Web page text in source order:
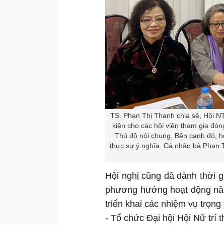
TS. Phan Thị Thanh chia sẻ, Hội
kiện cho các hội viên tham gia
Thủ đô nói chung. Bên cạnh đó,
thực sự ý nghĩa. Cá nhân bà Phan
Hội nghị cũng đã dành thời
phương hướng hoạt động
triển khai các nhiệm vụ trọng
- Tổ chức Đại hội Hội Nữ trí